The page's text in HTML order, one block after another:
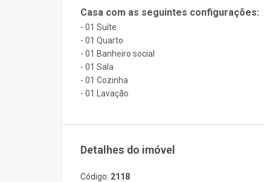
Casa com as seguintes configurações:
- 01 Suíte
- 01 Quarto
- 01 Banheiro social
- 01 Sala
- 01 Cozinha
- 01 Lavação
Detalhes do imóvel
Código: 2118